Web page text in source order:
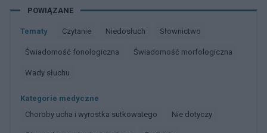
POWIĄZANE
Tematy Czytanie Niedosłuch Słownictwo
świadomość fonologiczna świadomość morfologiczna
Wady słuchu
Kategorie medyczne
Choroby ucha i wyrostka sutkowatego
Nie dotyczy